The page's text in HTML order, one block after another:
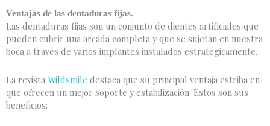
Ventajas de las dentaduras fijas.
Las dentaduras fijas son un conjunto de dientes artificiales que
pueden cubrir una arcada completa y que se sujetan en nuestra
boca a través de varios implantes instalados estratégicamente.
La revista Wildsmile destaca que su principal ventaja estriba en
que ofrecen un mejor soporte y estabilización. Estos son sus
beneficios: